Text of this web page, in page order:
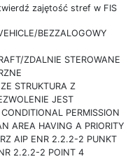
zajętość stref w FIS
BEZZALOGOWY
ZDALNIE STEROWANE
STRUKTURA Z
JEST
PERMISSION
AREA HAVING A PRIORITY
AIP ENR 2.2.2-2 PUNKT
2.2.2-2 POINT 4